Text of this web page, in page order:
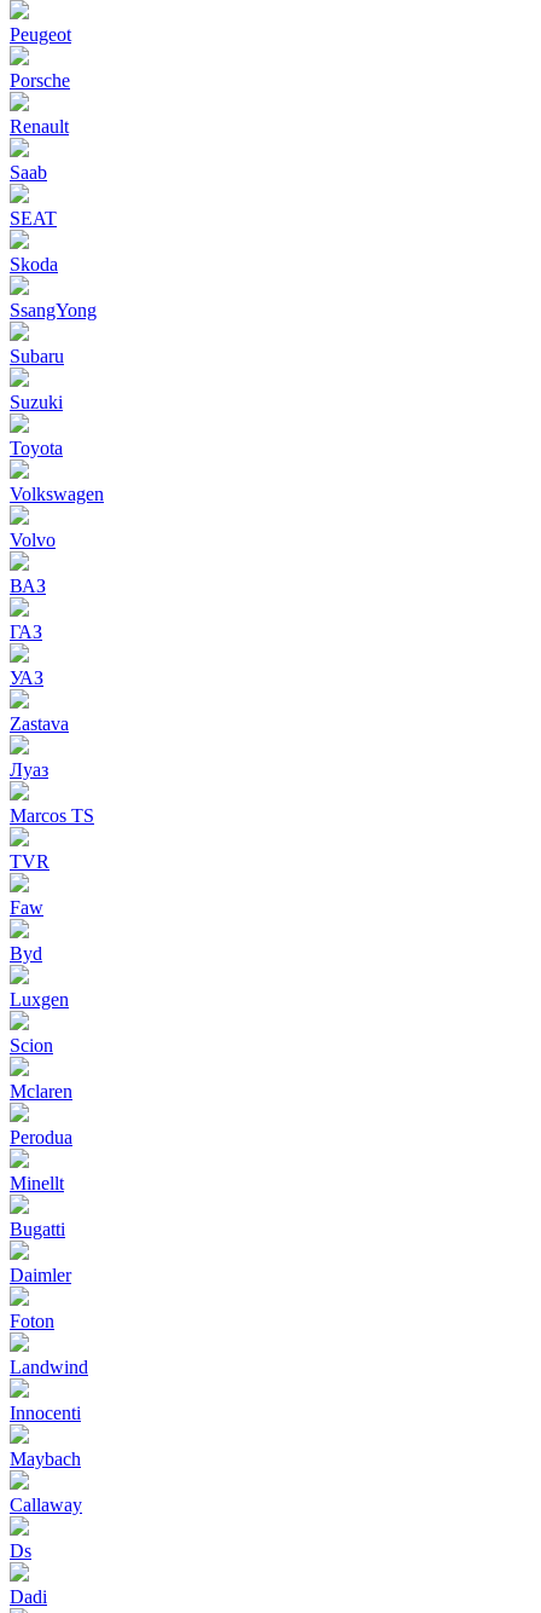
Peugeot
Porsche
Renault
Saab
SEAT
Skoda
SsangYong
Subaru
Suzuki
Toyota
Volkswagen
Volvo
ВАЗ
ГАЗ
УАЗ
Zastava
Луаз
Marcos TS
TVR
Faw
Byd
Luxgen
Scion
Mclaren
Perodua
Minellt
Bugatti
Daimler
Foton
Landwind
Innocenti
Maybach
Callaway
Ds
Dadi